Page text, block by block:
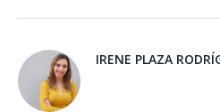
IRENE PLAZA